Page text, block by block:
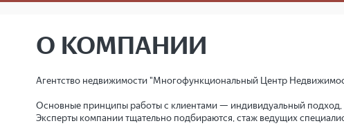
О КОМПАНИИ
Агентство недвижимости "Многофункциональный Центр
Основные принципы работы с клиентами — индивидуальный подход,
Эксперты компании тщательно подбираются, стаж ведущих